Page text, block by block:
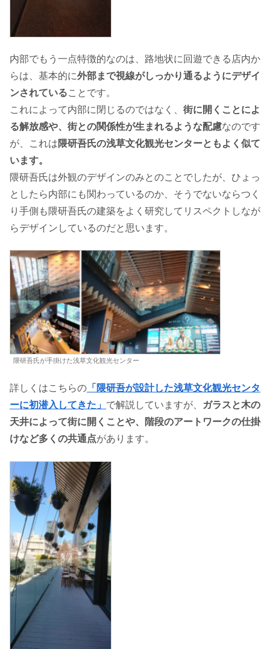
内部でもう一点特徴的なのは、路地状に回遊できる店内か
らは、基本的に外部まで視線がしっかり通るようにデザイ
ンされていることです。
これによって内部に閉じるのではなく、 街に開くことによ
る解放感や、街との関係性が生まれるような配慮なのです
が、これは隈研吾氏の浅草文化観光センターともよく似て
います。
隈研吾氏は外観のデザインのみとのことでしたが、ひょっ
としたら内部にも関わっているのか、そうでないならつく
り手側も隈研吾氏の建築をよく研究してリスペクトしなが
らデザインしているのだと思います。
隈研吾氏が手掛けた浅草文化観光センター
詳しくはこちらの 「隈研吾が設計した浅草文化観光センタ
ーに初潜入してきた」 で解説していますが、
ガラスと木の
天井によって街に開くことや、階段のアートワークの仕掛
けなど多くの共通点があります。